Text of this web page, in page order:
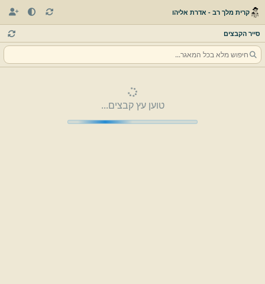
קרית מלך רב - אדרת אליהו
סייר הקבצים
טוען עץ קבצים...